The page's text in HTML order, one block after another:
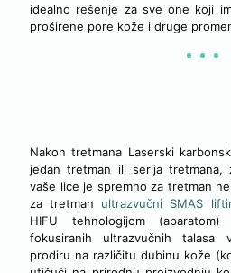
idealno rešenje za sve one koji
proširene pore kože i druge
Nakon tretmana Laserski
jedan tretman ili serija tretmana,
vaše lice je spremno za tretman
za tretman ultrazvučni SMAS
HIFU tehnologijom
fokusiranih ultrazvučnih talasa
prodiru na različitu dubinu kože